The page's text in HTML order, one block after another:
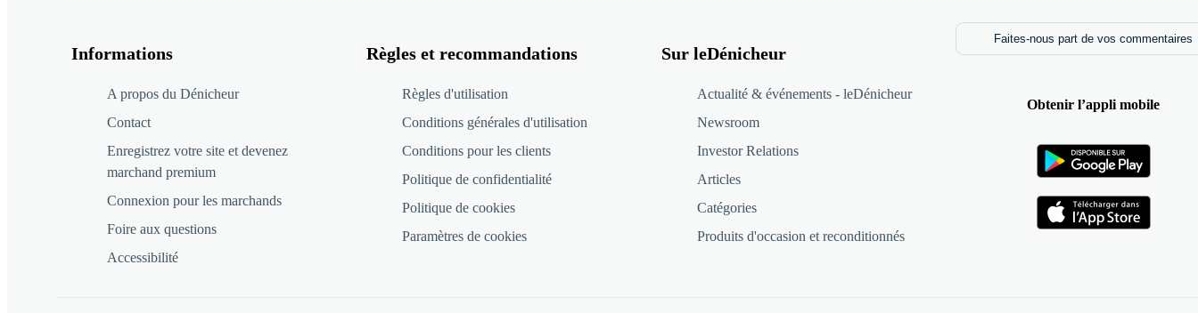
Informations
A propos du Dénicheur
Contact
Enregistrez votre site et devenez
marchand premium
Connexion pour les marchands
Foire aux questions
Accessibilité
Règles et recommandations
Règles d'utilisation
Conditions générales d'utilisation
Conditions pour les clients
Politique de confidentialité
Politique de cookies
Paramètres de cookies
Sur leDénicheur
Actualité & événements - leDénicheur
Newsroom
Investor Relations
Articles
Catégories
Produits d'occasion et reconditionnés
Faites-nous part de vos commentaires
Obtenir l’appli mobile